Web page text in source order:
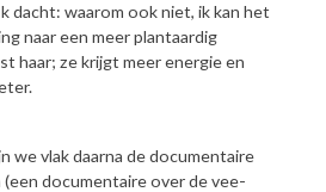
dacht: waarom ook niet, ik kan het
naar een meer plantaardig
haar; ze krijgt meer energie en
we vlak daarna de documentaire
(een documentaire over de vee-